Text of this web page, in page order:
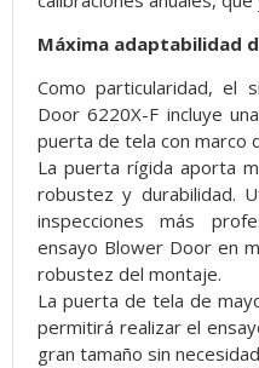
Máxima adaptabilidad
Como particularidad, el
Door 6220X-F incluye
puerta de tela con marco
La puerta rígida aporta
robustez y durabilidad.
inspecciones más
ensayo Blower Door en
robustez del montaje.
La puerta de tela de
permitirá realizar el
gran tamaño sin